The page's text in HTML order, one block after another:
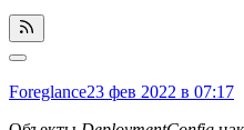
Foreglance23 фев 2022 в 07:17